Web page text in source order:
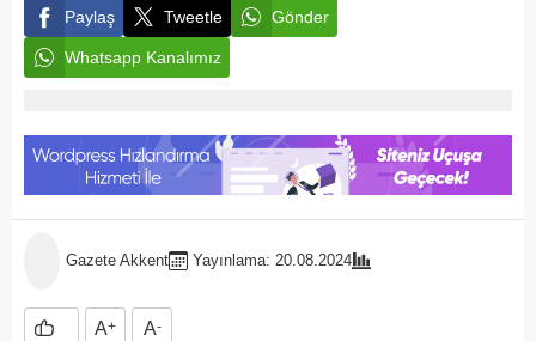
Paylaş Tweetle Gönder
Whatsapp Kanalımız
Gazete Akkent Yayınlama: 20.08.2024
A+ A-